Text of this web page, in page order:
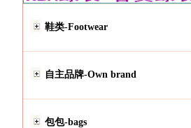
鞋类-Footwear
自主品牌-Own brand
包包-bags